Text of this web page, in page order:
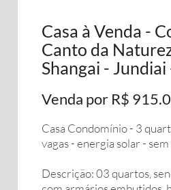
Casa à Venda -
Canto da
Shangai - Jundiai
Venda por R$
Casa Condomínio - 3
vagas - energia solar -
Descrição: 03 quartos,